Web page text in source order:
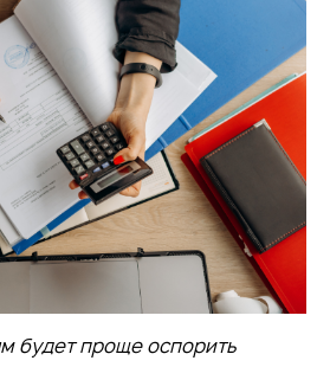
будет проще оспорить